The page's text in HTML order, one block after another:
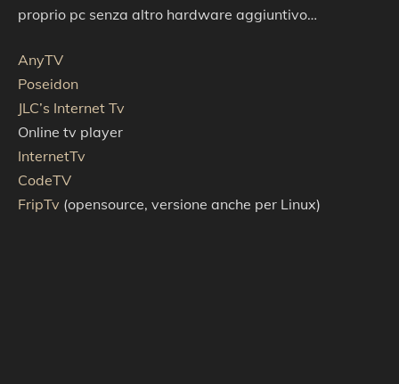
proprio pc senza altro hardware aggiuntivo…
AnyTV
Poseidon
JLC’s Internet Tv
Online tv player
InternetTv
CodeTV
FripTv (opensource, versione anche per Linux)